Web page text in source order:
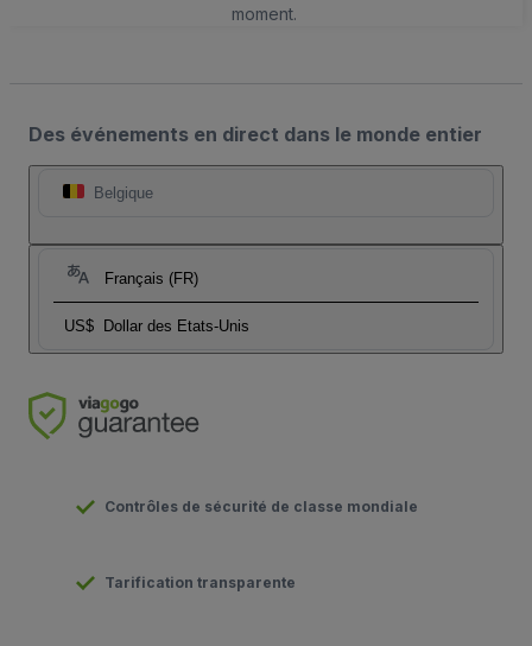
moment.
Des événements en direct dans le monde entier
Belgique
Français (FR)
US$ Dollar des Etats-Unis
Contrôles de sécurité de classe mondiale
Tarification transparente